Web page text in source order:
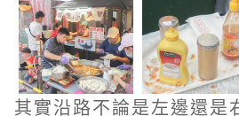
其實沿路不論是左邊還是